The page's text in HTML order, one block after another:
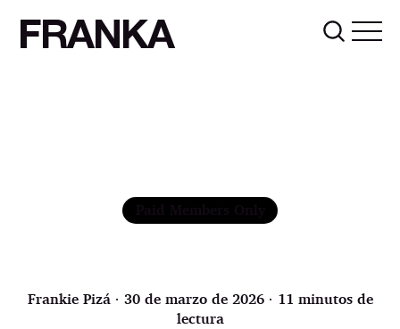
FRANKA
Frankie Pizá ∙ 30 de marzo de 2026 ∙ 11 minutos de
lectura